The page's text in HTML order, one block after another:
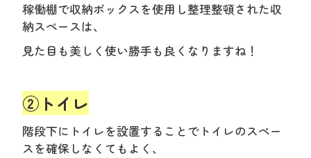
稼働棚で収納ボックスを使用し整理整頓された収
納スペースは、
見た目も美しく使い勝手も良くなりますね！
②トイレ
階段下にトイレを設置することでトイレのスペー
スを確保しなくてもよく、